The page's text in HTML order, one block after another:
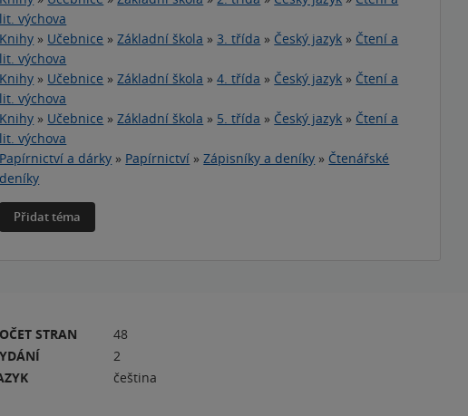
lit. výchova
Knihy » Učebnice »Základní škola »3. třída » Český jazyk » Čtení a
lit. výchova
Knihy » Učebnice »Základní škola »4. třída » Český jazyk » Čtení a
lit. výchova
Knihy » Učebnice »Základní škola » 5. třída » Český jazyk » Čtení a
lit. výchova
Papírnictví a dárky » Papírnictví »Zápisníky a deníky » Čtenářské
deníky
Přidat téma
STRAN
48
2
čeština